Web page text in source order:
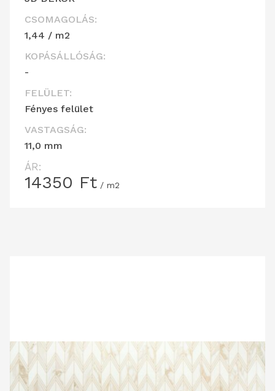
CSOMAGOLÁS:
1,44 / m2
KOPÁSÁLLÓSÁG:
-
FELÜLET:
Fényes felület
VASTAGSÁG:
11,0 mm
ÁR:
14350 Ft / m2